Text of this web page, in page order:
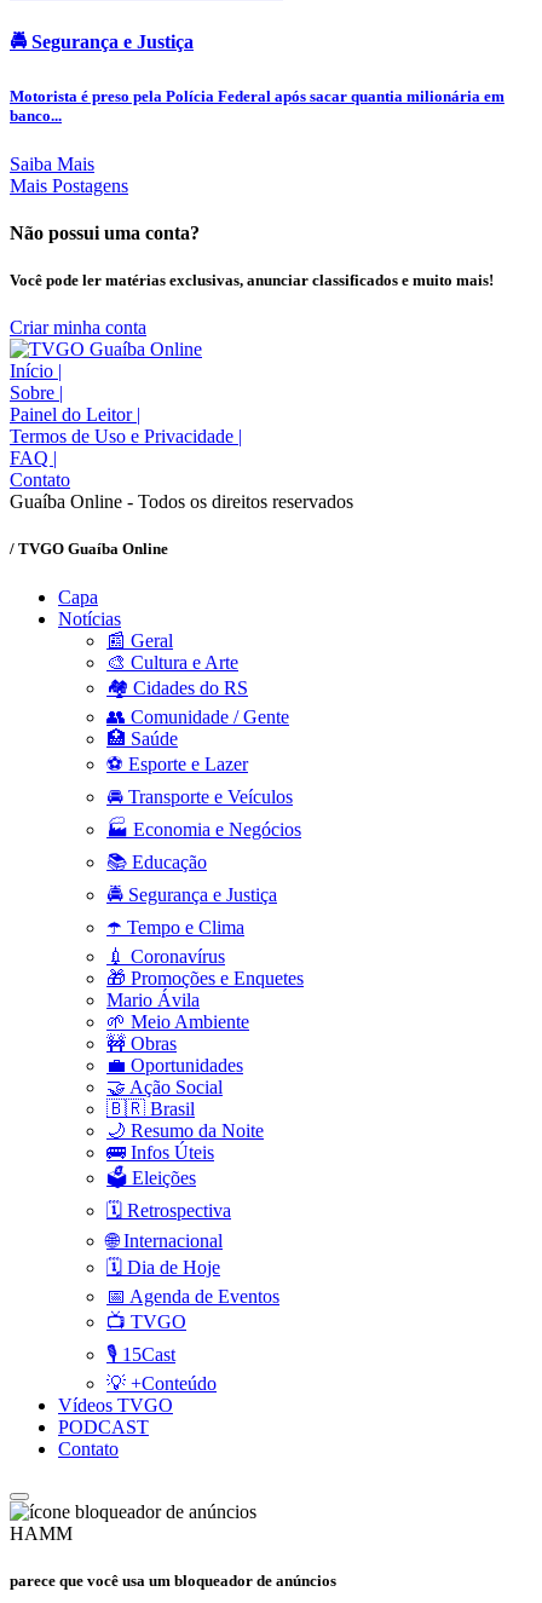
🚔 Segurança e Justiça
Motorista é preso pela Polícia Federal após sacar quantia milionária em
banco...
Saiba Mais
Mais Postagens
Não possui uma conta?
Você pode ler matérias exclusivas, anunciar classificados e muito mais!
Criar minha conta
Início |
Sobre |
Painel do Leitor |
Termos de Uso e Privacidade |
FAQ |
Contato
Guaíba Online - Todos os direitos reservados
/ TVGO Guaíba Online
Capa
Notícias
📰 Geral
🎨 Cultura e Arte
🏘️ Cidades do RS
👥 Comunidade / Gente
🏥 Saúde
⚽ Esporte e Lazer
🚘 Transporte e Veículos
🏭 Economia e Negócios
📚 Educação
🚔 Segurança e Justiça
☂️ Tempo e Clima
💉 Coronavírus
🎁 Promoções e Enquetes
Mario Ávila
🌱 Meio Ambiente
🚧 Obras
💼 Oportunidades
🤝 Ação Social
🇧🇷 Brasil
🌙 Resumo da Noite
🚌 Infos Úteis
🗳️ Eleições
🗓️ Retrospectiva
🌐 Internacional
🗓️ Dia de Hoje
📅 Agenda de Eventos
📺 TVGO
🎙️ 15Cast
💡 +Conteúdo
Vídeos TVGO
PODCAST
Contato
HAMM
parece que você usa um bloqueador de anúncios